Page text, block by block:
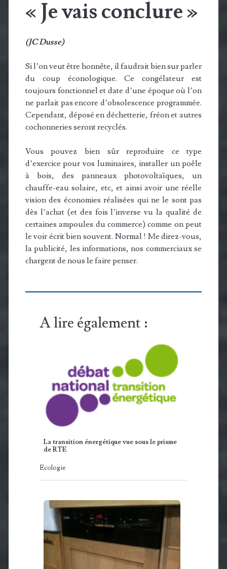
« Je vais conclure »
(JC Dusse)
Si l’on veut être honnête, il faudrait bien sur parler
du coup éconologique. Ce congélateur est
toujours fonctionnel et date d’une époque où l’on
ne parlait pas encore d’obsolescence programmée.
Cependant, déposé en déchetterie, fréon et autres
cochonneries seront recyclés.
Vous pouvez bien sûr reproduire ce type
d’exercice pour vos luminaires, installer un poêle
à bois, des panneaux photovoltaïques, un
chauffe-eau solaire, etc, et ainsi avoir une réelle
vision des économies réalisées qui ne le sont pas
dès l’achat (et des fois l’inverse vu la qualité de
certaines ampoules du commerce) comme on peut
le voir écrit bien souvent. Normal ! Me direz-vous,
la publicité, les informations, nos commerciaux se
chargent de nous le faire penser.
A lire également :
La transition énergétique vue sous le prisme
de RTE
Ecologie